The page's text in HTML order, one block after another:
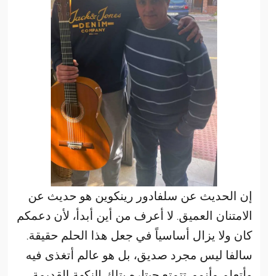
إن الحديث عن سلفادور رينكوين هو حديث عن
الامتنان العميق. لا أعرف من أين أبدأ، لأن دعمكم
كان ولا يزال أساسياً في جعل هذا الحلم حقيقة.
سالفا ليس مجرد صديق، بل هو عالم أتغذى فيه